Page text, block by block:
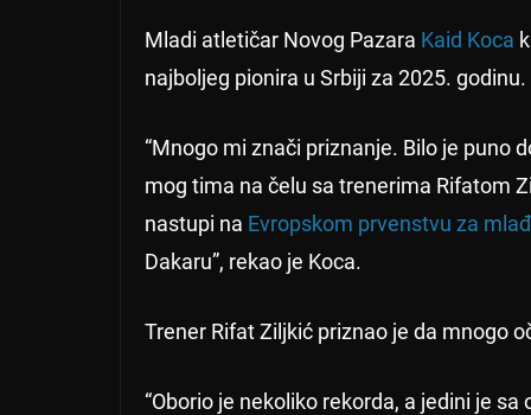
Mladi atletičar Novog Pazara Kaid Koca
najboljeg pionira u Srbiji za 2025. godinu.
“Mnogo mi znači priznanje. Bilo je puno
mog tima na čelu sa trenerima Rifatom
nastupi na Evropskom prvenstvu za
Dakaru”, rekao je Koca.
Trener Rifat Ziljkić priznao je da mnogo
“Oborio je nekoliko rekorda, a jedini je